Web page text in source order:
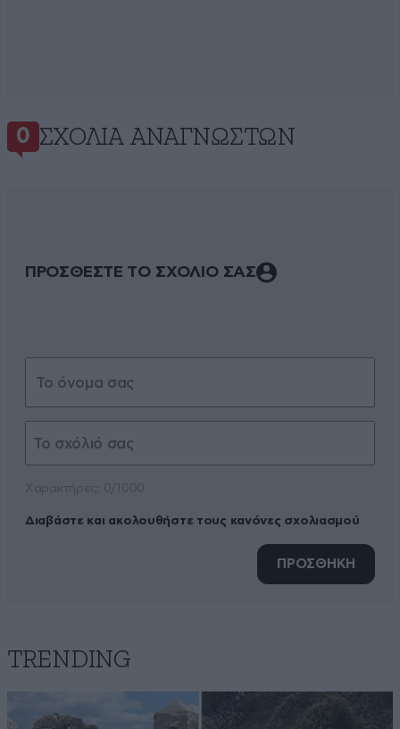
0 ΣΧΌΛΙΑ ΑΝΑΓΝΩΣΤΏΝ
ΠΡΟΣΘΕΣΤΕ ΤΟ ΣΧΟΛΙΟ ΣΑΣ
Διαβάστε και ακολουθήστε τους κανόνες σχολιασμού
ΠΡΟΣΘΗΚΗ
TRENDING